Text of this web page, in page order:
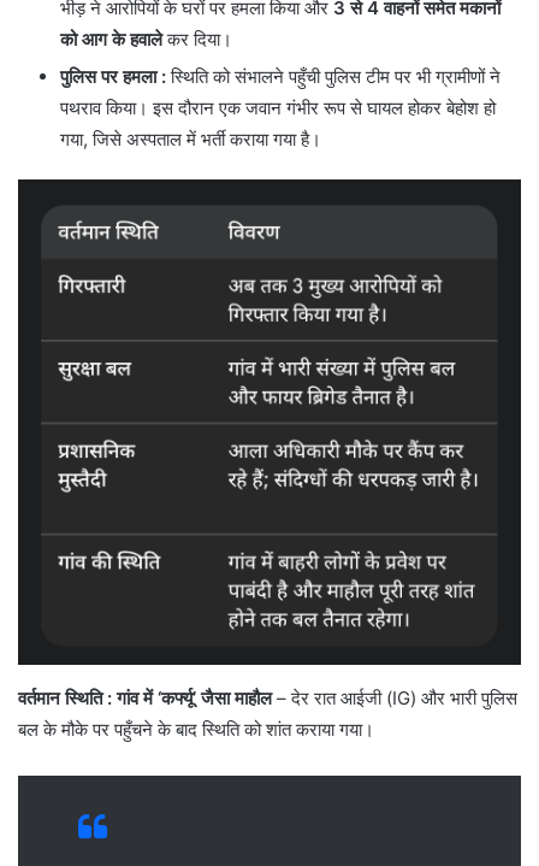
भीड़ ने आरोपियों के घरों पर हमला किया और 3 से 4 वाहनों समेत मकानों
को आग के हवालेकर दिया।
पुलिस पर हमला :स्थिति को संभालने पहुँची पुलिस टीम पर भी ग्रामीणों ने
पथराव किया। इस दौरान एक जवान गंभीर रूप से घायल होकर बेहोश हो
गया, जिसे अस्पताल में भर्ती कराया गया है।
वर्तमान स्थिति : गांव में ‘कर्फ्यू’ जैसा माहौल– देर रात आईजी (IG) और भारी पुलिस
बल के मौके पर पहुँचने के बाद स्थिति को शांत कराया गया।